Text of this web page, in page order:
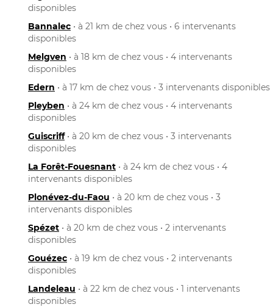
disponibles
Bannalec • à 21 km de chez vous • 6 intervenants
disponibles
Melgven • à 18 km de chez vous • 4 intervenants
disponibles
Edern • à 17 km de chez vous • 3 intervenants disponibles
Pleyben • à 24 km de chez vous • 4 intervenants
disponibles
Guiscriff• à 20 km de chez vous • 3 intervenants
disponibles
La Forêt-Fouesnant • à 24 km de chez vous • 4
intervenants disponibles
Plonévez-du-Faou • à 20 km de chez vous • 3
intervenants disponibles
Spézet • à 20 km de chez vous • 2 intervenants
disponibles
Gouézec • à 19 km de chez vous • 2 intervenants
disponibles
Landeleau • à 22 km de chez vous • 1 intervenants
disponibles